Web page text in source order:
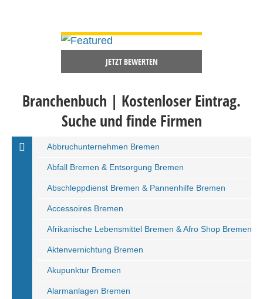
JETZT BEWERTEN
Branchenbuch | Kostenloser Eintrag.
Suche und finde Firmen
Abbruchunternehmen Bremen
Abfall Bremen & Entsorgung Bremen
Abschleppdienst Bremen & Pannenhilfe Bremen
Accessoires Bremen
Afrikanische Lebensmittel Bremen & Afro Shop Bremen
Aktenvernichtung Bremen
Akupunktur Bremen
Alarmanlagen Bremen